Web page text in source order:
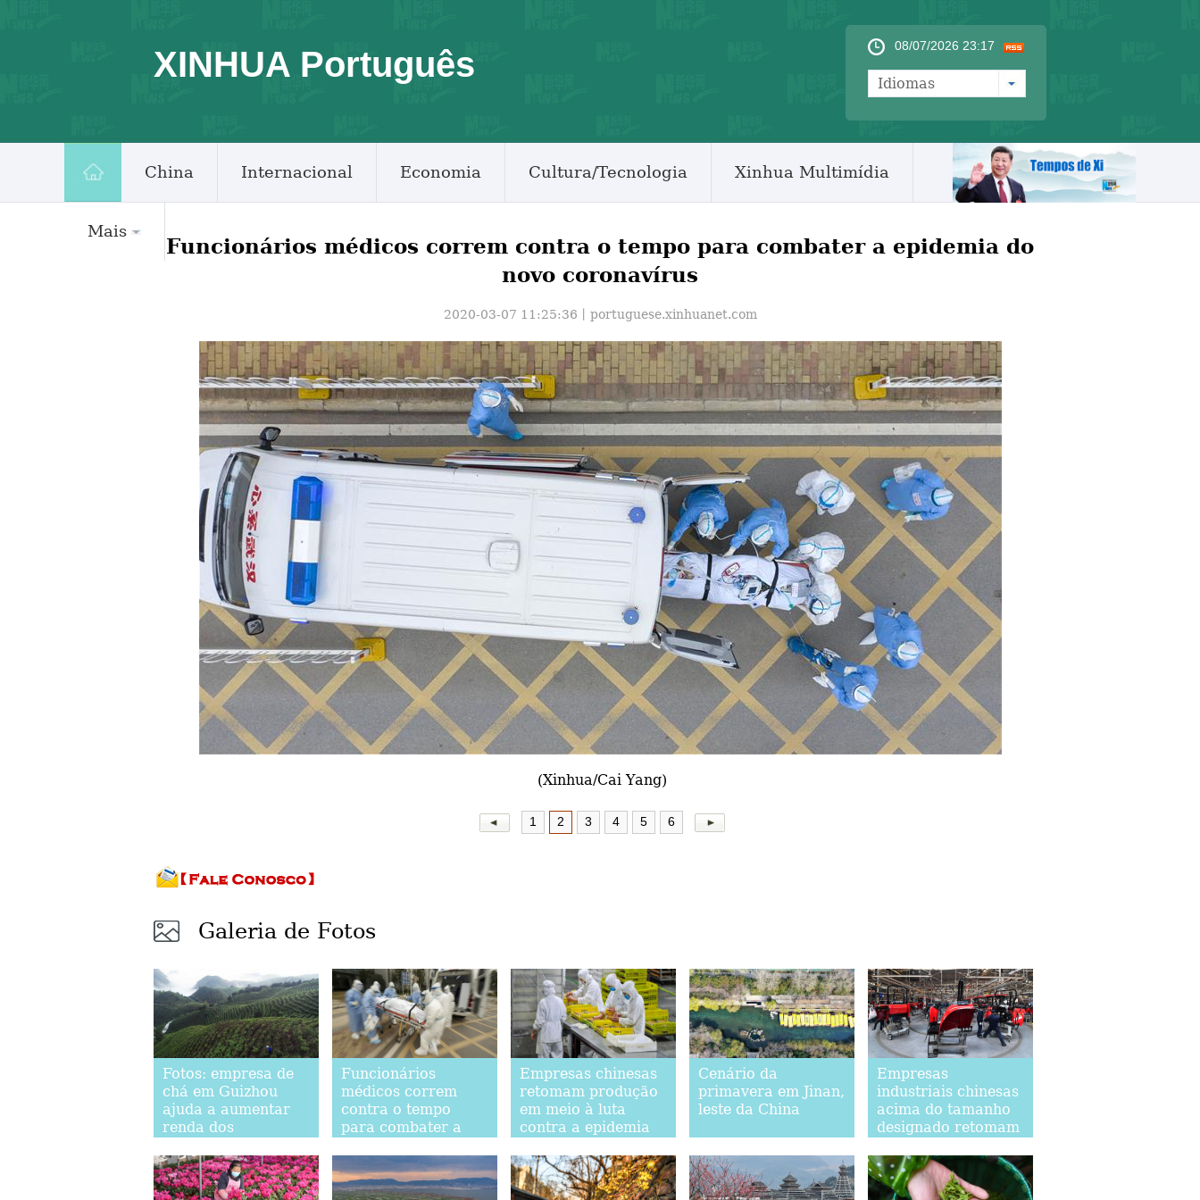
XINHUA Português 08/07/2026 23:17
Idiomas
China Internacional Economia Cultura/Tecnologia Xinhua Multimídia
Mais
Funcionários médicos correm contra o tempo para combater a epidemia do
novo coronavírus
2020-03-07 11:25:36丨 portuguese.xinhuanet.com
(Xinhua/Cai Yang)
1 2 3 4 5 6
Galeria de Fotos
Fotos: empresa de
chá em Guizhou
ajuda a aumentar
renda dos
poucos recursos
Funcionários
médicos correm
contra o tempo
para combater a
coronavírus
Empresas chinesas
retomam produção
em meio à luta
contra a epidemia
coronavírus
Cenário da
primavera em Jinan,
leste da China
Empresas
industriais chinesas
acima do tamanho
designado retomam